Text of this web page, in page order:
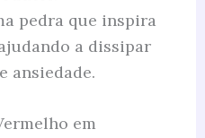
pedra que inspira
a dissipar
ansiedade.
em